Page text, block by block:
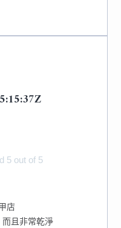
5 out of 5
店
且非常乾淨